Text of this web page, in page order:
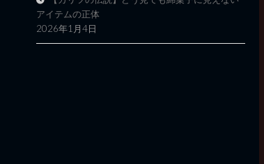
アイテムの正体
2026年1月4日